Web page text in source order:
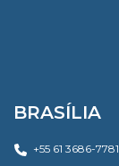
BRASÍLIA
+55 61 3686-7781